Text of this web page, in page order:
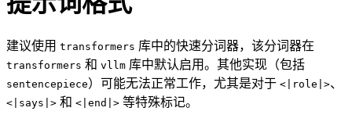
建议使用 transformers 库中的快速分词器，该分词器在
transformers 和 vllm 库中默认启用。其他实现（包括
sentencepiece）可能无法正常工作，尤其是对于 <|role|>、
<|says|> 和 <|end|> 等特殊标记。